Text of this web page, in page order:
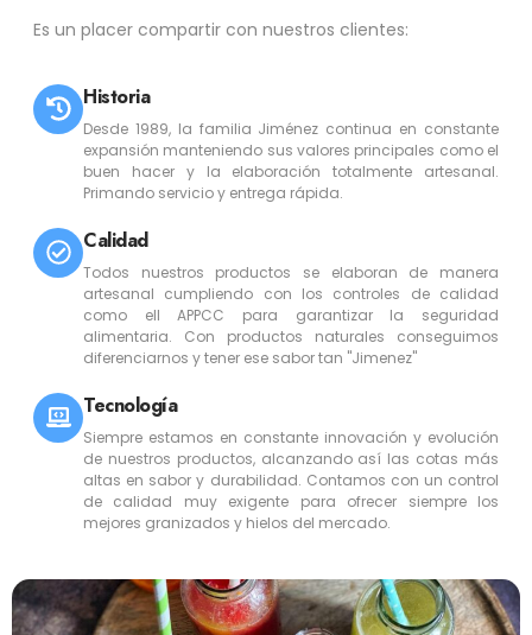
Es un placer compartir con nuestros clientes:
Historia
Desde 1989, la familia Jiménez continua en constante
expansión manteniendo sus valores principales como el
buen hacer y la elaboración totalmente artesanal.
Primando servicio y entrega rápida.
Calidad
Todos nuestros productos se elaboran de manera
artesanal cumpliendo con los controles de calidad
como ell APPCC para garantizar la seguridad
alimentaria. Con productos naturales conseguimos
diferenciarnos y tener ese sabor tan "Jimenez"
Tecnología
Siempre estamos en constante innovación y evolución
de nuestros productos, alcanzando así las cotas más
altas en sabor y durabilidad. Contamos con un control
de calidad muy exigente para ofrecer siempre los
mejores granizados y hielos del mercado.